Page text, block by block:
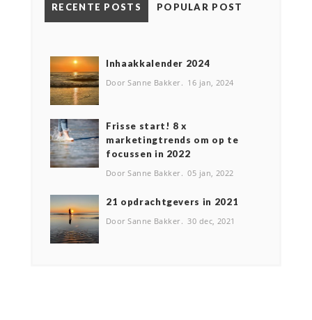
RECENTE POSTS POPULAR POST
Inhaakkalender 2024
Door Sanne Bakker 16 jan, 2024
Frisse start! 8 x
marketingtrends om op te
focussen in 2022
Door Sanne Bakker 05 jan, 2022
2️1 opdrachtgevers in 2021
Door Sanne Bakker 30 dec, 2021